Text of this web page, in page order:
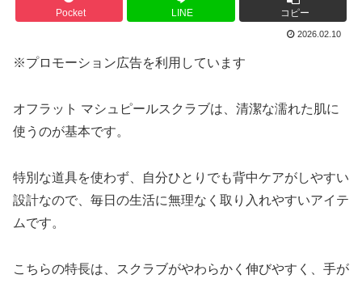
Pocket LINE コピー
2026.02.10
※プロモーション広告を利用しています
オフラット マシュピールスクラブは、清潔な濡れた肌に
使うのが基本です。
特別な道具を使わず、自分ひとりでも背中ケアがしやすい
設計なので、毎日の生活に無理なく取り入れやすいアイテ
ムです。
こちらの特長は、スクラブがやわらかく伸びやすく、手が